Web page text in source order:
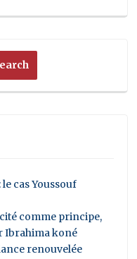
cas Youssouf
comme principe,
Ibrahima koné
renouvelée